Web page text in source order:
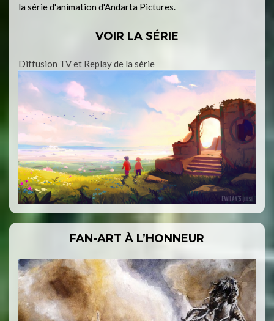
la série d'animation d'Andarta Pictures.
VOIR LA SÉRIE
Diffusion TV et Replay de la série
FAN-ART À L’HONNEUR